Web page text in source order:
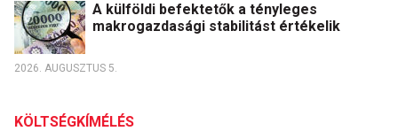
A külföldi befektetők a tényleges
makrogazdasági stabilitást értékelik
2026. AUGUSZTUS 5.
KÖLTSÉGKÍMÉLÉS